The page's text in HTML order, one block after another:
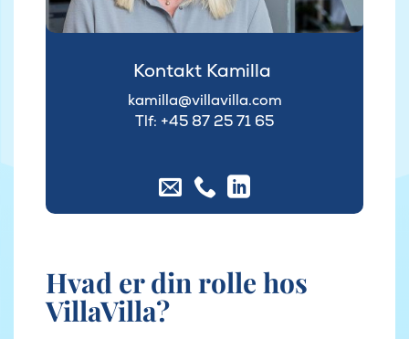
Kontakt Kamilla
kamilla@villavilla.com
Tlf: +45 87 25 71 65
Hvad er din rolle hos
VillaVilla?